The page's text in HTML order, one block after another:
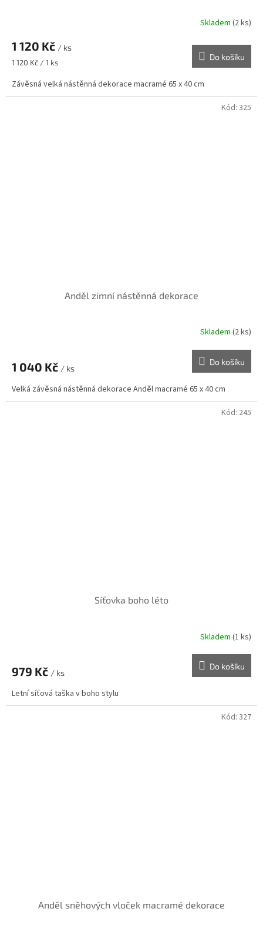
R
M
A
Skladem (2 ks)
1 120 Kč / ks
Měrná
1 120 Kč / 1 ks
Do košíku
Závěsná velká nástěnná dekorace macramé 65 x 40 cm
Anděl zimní nástěnná dekorace
Skladem (2 ks)
1 040 Kč / ks
Do košíku
Velká závěsná nástěnná dekorace Anděl macramé 65 x 40 cm
Kód: 325
Síťovka boho léto
Skladem (1 ks)
979 Kč / ks
Do košíku
Letní síťová taška v boho stylu
Kód: 245
Anděl sněhových vloček macramé dekorace
Kód: 327